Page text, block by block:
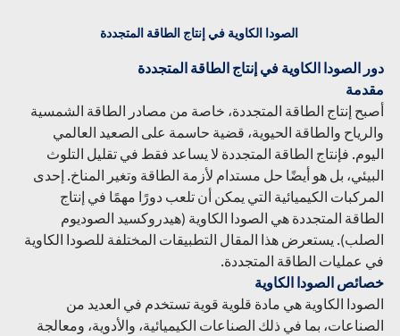
الصودا الكاوية في إنتاج الطاقة المتجددة
دور الصودا الكاوية في إنتاج الطاقة المتجددة
مقدمة
أصبح إنتاج الطاقة المتجددة، خاصة من مصادر الطاقة الشمسية
والرياح والطاقة الحيوية، قضية حاسمة على الصعيد العالمي
اليوم. فإنتاج الطاقة المتجددة لا يساعد فقط في تقليل التلوث
البيئي، بل هو أيضًا حل مستدام لأزمة الطاقة وتغير المناخ. إحدى
المركبات الكيميائية التي يمكن أن تلعب دورًا مهمًا في إنتاج
الطاقة المتجددة هي الصودا الكاوية (هيدروكسيد الصوديوم
الصلب). يستعرض هذا المقال التطبيقات المختلفة للصودا الكاوية
في عمليات الطاقة المتجددة.
خصائص الصودا الكاوية
الصودا الكاوية هي مادة قلوية قوية تستخدم في العديد من
الصناعات، بما في ذلك الصناعات الكيميائية، والأدوية، ومعالجة